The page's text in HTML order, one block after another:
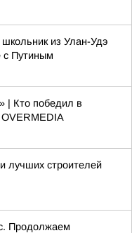
из Улан-Удэ
с Путиным
| Кто победил в
OVERMEDIA
лучших строителей
Продолжаем